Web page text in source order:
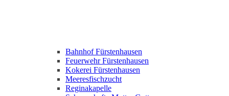
Bahnhof Fürstenhausen
Feuerwehr Fürstenhausen
Kokerei Fürstenhausen
Meeresfischzucht
Reginakapelle